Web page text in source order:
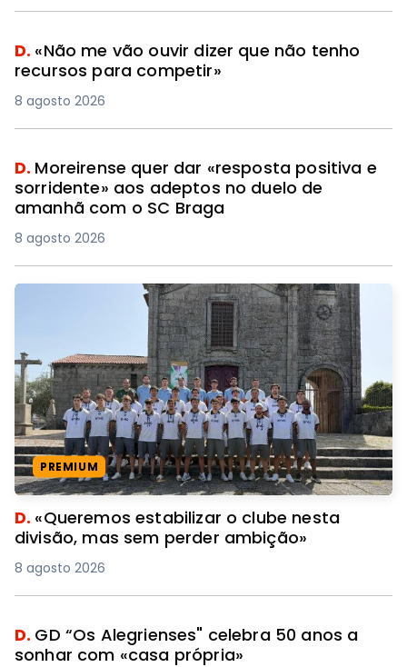
D. «Não me vão ouvir dizer que não tenho
recursos para competir»
8 agosto 2026
D. Moreirense quer dar «resposta positiva e
sorridente» aos adeptos no duelo de
amanhã com o SC Braga
8 agosto 2026
PREMIUM
D. «Queremos estabilizar o clube nesta
divisão, mas sem perder ambição»
8 agosto 2026
D. GD “Os Alegrienses" celebra 50 anos a
sonhar com «casa própria»